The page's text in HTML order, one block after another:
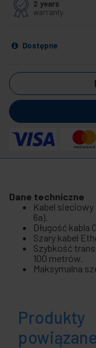
2 years
warranty
Dostępne
Dane techniczne
Kabel
6a).
Długość kabla
Szary kabel
Szybkość
100 metrów.
Maksymalna
Produkty
powiązane